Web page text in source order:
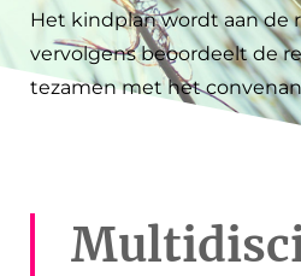
Het kindplan wordt aan de
vervolgens beoordeelt de
tezamen met het